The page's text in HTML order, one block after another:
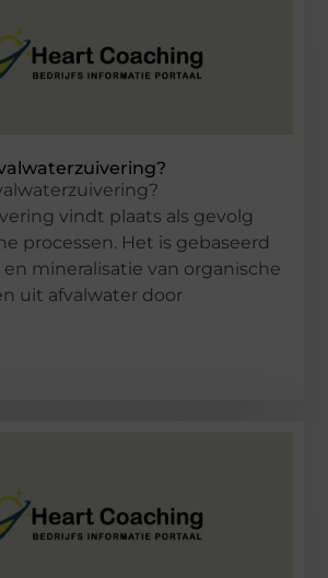
vindt plaats als gevolg
processen. Het is gebaseerd
en mineralisatie van organische
uit afvalwater door